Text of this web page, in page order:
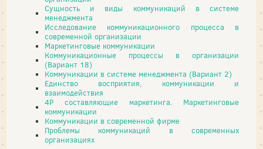
Сущность и виды коммуникаций в системе
менеджмента
Исследование коммуникационного процесса в
современной организации
Маркетинговые коммуникации
Коммуникационные процессы в организации
(Вариант 18)
Коммуникации в системе менеджмента (Вариант 2)
Единство восприятия, коммуникации и
взаимодействия
4P составляющие маркетинга. Маркетинговые
коммуникации
Коммуникации в современной фирме
Проблемы коммуникаций в современных
организациях